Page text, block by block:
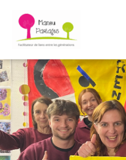
contenu